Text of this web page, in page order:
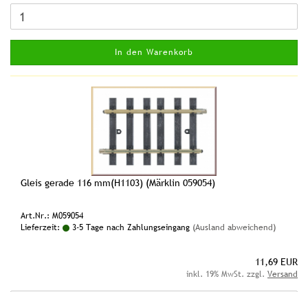
In den Warenkorb
Gleis gerade 116 mm(H1103) (Märklin 059054)
Art.Nr.: M059054
Lieferzeit:
3-5 Tage nach Zahlungseingang (Ausland abweichend)
11,69 EUR
inkl. 19% MwSt. zzgl. Versand